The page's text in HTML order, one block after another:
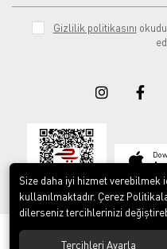
Gizlilik politikasını
© 2023ERY İş Güvenliği
Size daha iyi hizmet
kullanılmaktadır. Çerez
dilerseniz tercihlerinizi
Tercihleri Ayarla